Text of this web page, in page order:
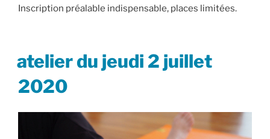
Inscription préalable indispensable, places limitées.
LE
atelier du jeudi 2 juillet
2020